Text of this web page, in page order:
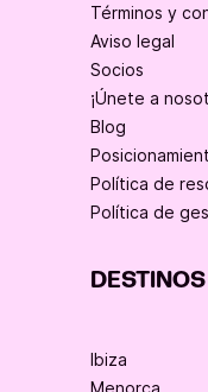
Términos y
Aviso legal
Socios
¡Únete a
Blog
Política de
Política de
DESTINOS
Ibiza
Menorca